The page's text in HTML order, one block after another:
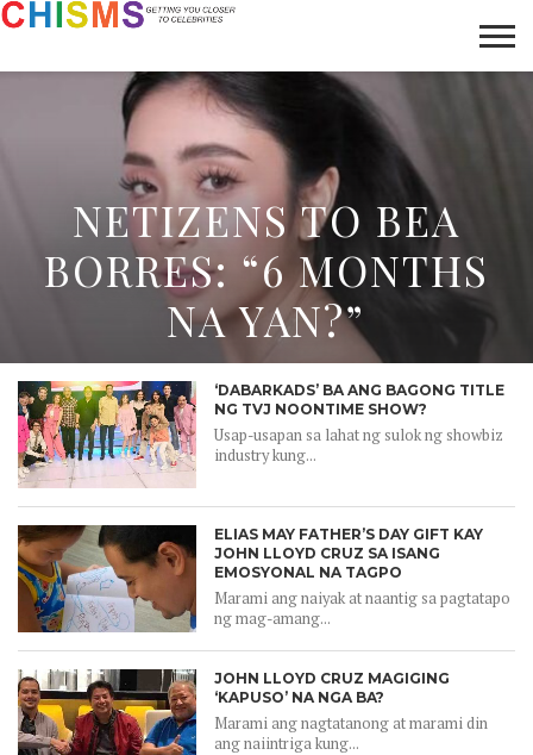
LIFESTYLE
GALLERY
ARTICLES
ABOUT
NETIZENS TO BEA
BORRES: “6 MONTHS
NA YAN?”
‘DABARKADS’ BA ANG BAGONG TITLE
NG TVJ NOONTIME SHOW?
Usap-usapan sa lahat ng sulok ng showbiz
industry kung...
ELIAS MAY FATHER’S DAY GIFT KAY
JOHN LLOYD CRUZ SA ISANG
EMOSYONAL NA TAGPO
Marami ang naiyak at naantig sa pagtatapo
ng mag-amang...
JOHN LLOYD CRUZ MAGIGING
‘KAPUSO’ NA NGA BA?
Marami ang nagtatanong at marami din
ang naiintriga kung...